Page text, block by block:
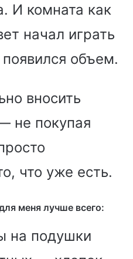
И комната как
начал играть
объем.
вносить
не покупая
что уже есть.
меня лучше всего:
на подушки